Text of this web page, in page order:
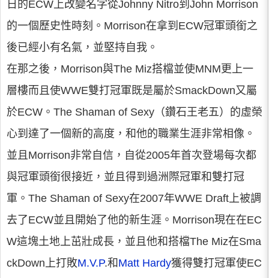
日的ECW上改變名字從Johnny Nitro到John Morrison
的一個歷史性時刻。Morrison在拿到ECW冠軍頭銜之
後已經小有名氣，並堅持自我。
在那之後，Morrison與The Miz搭檔並使MNM更上一
層樓而且使WWE雙打冠軍既是屬於SmackDown又屬
於ECW。The Shaman of Sexy（鑽石王老五）的虛榮
心到達了一個新的高度，和他的職業生涯非常相像。
並且Morrison非常自信，自從2005年首次登場每次都
與冠軍頭銜很接近，並且得到過洲際冠軍和雙打冠
軍。The Shaman of Sexy在2007年WWE Draft上被調
去了ECW並且開始了他的新生涯。Morrison現在在EC
W這塊土地上茁壯成長，並且他和搭檔The Miz在Sma
ckDown上打敗M.V.P.和 Matt Hardy獲得雙打冠軍使EC